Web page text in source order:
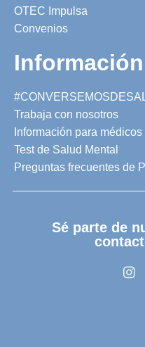
OTEC Impulsa
Convenios
Trabaja con nosotros
Información para médicos
Test de Salud Mental
Preguntas frecuentes de
Sé parte de